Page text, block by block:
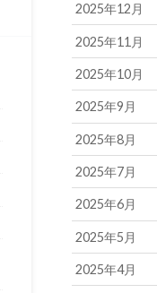
2025年12月
2025年11月
2025年10月
2025年9月
2025年8月
2025年7月
2025年6月
2025年5月
2025年4月